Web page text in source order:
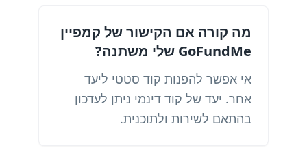
מה קורה אם הקישור של קמפיין
GoFundMe שלי משתנה?
אי אפשר להפנות קוד סטטי ליעד
אחר. יעד של קוד דינמי ניתן לעדכון
בהתאם לשירות ולתוכנית.